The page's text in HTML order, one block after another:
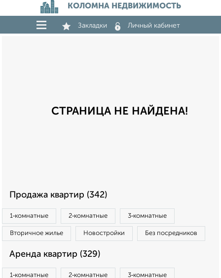
КОЛОМНА НЕДВИЖИМОСТЬ
Закладки Личный кабинет
СТРАНИЦА НЕ НАЙДЕНА!
Продажа квартир (342)
1‑комнатные 2‑комнатные 3‑комнатные
Вторичное жилье Новостройки Без посредников
Аренда квартир (329)
1‑комнатные 2‑комнатные 3‑комнатные